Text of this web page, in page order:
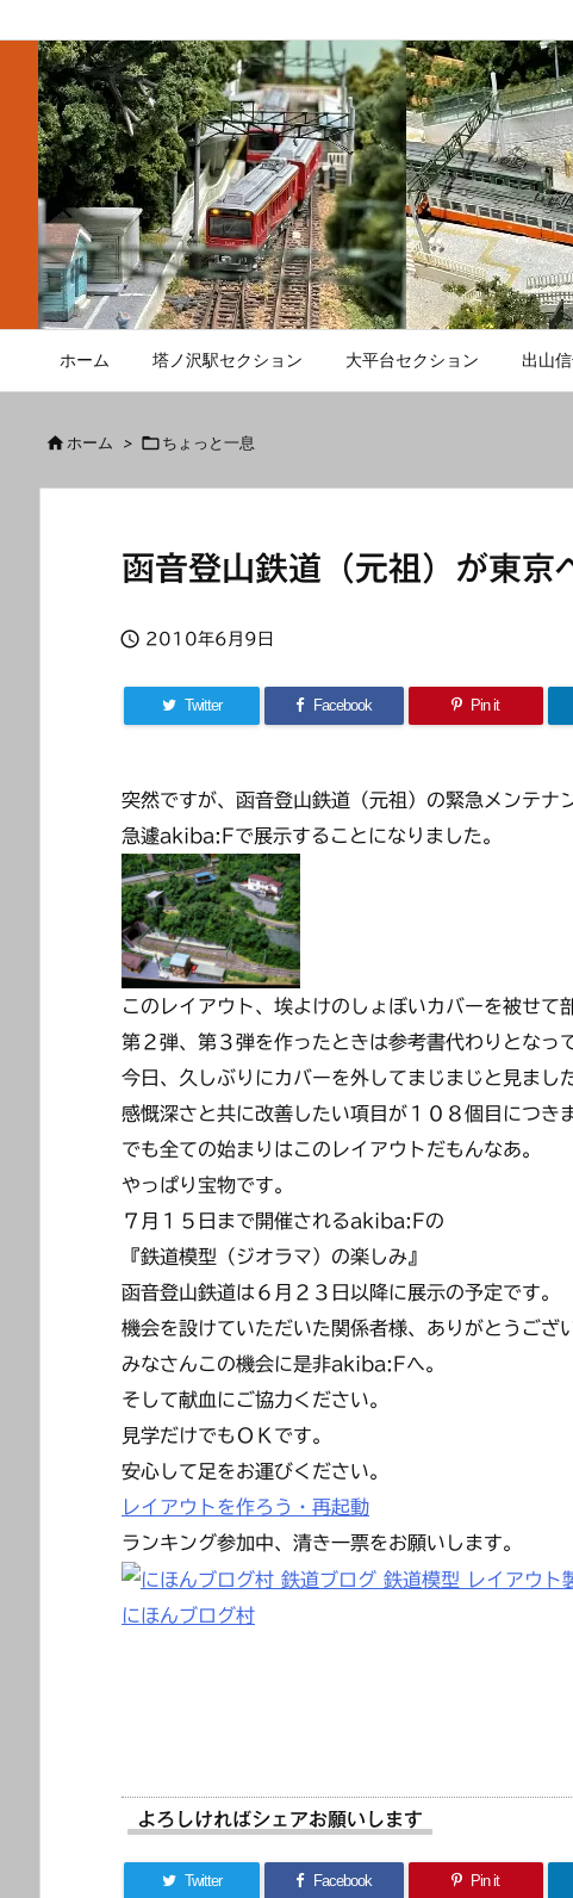
ホーム 塔ノ沢駅セクション 大平台セクション 出山
 ホーム > ちょっと一息
函音登山鉄道（元祖）が東京
 2010年6月9日
Twitter Facebook Pin it
突然ですが、函音登山鉄道（元祖）の緊急メンテナ
急遽akiba:Fで展示することになりました。
このレイアウト、埃よけのしょぼいカバーを被せて
第２弾、第３弾を作ったときは参考書代わりとなっ
今日、久しぶりにカバーを外してまじまじと見まし
感慨深さと共に改善したい項目が１０８個目につき
でも全ての始まりはこのレイアウトだもんなあ。
やっぱり宝物です。
７月１５日まで開催されるakiba:Fの
『鉄道模型（ジオラマ）の楽しみ』
函音登山鉄道は６月２３日以降に展示の予定です。
機会を設けていただいた関係者様、ありがとうござ
みなさんこの機会に是非akiba:Fへ。
そして献血にご協力ください。
見学だけでもＯＫです。
安心して足をお運びください。
レイアウトを作ろう・再起動
ランキング参加中、清き一票をお願いします。
にほんブログ村
よろしければシェアお願いします
Twitter Facebook Pin it